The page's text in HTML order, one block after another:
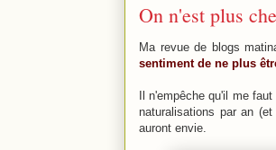
On n'est plus
Ma revue de blogs
sentiment de ne plus
Il n'empêche qu'il me
naturalisations par an
auront envie.